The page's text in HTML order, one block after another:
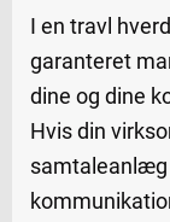
I en travl
garanteret
dine og dine
Hvis din
samtaleanlæg